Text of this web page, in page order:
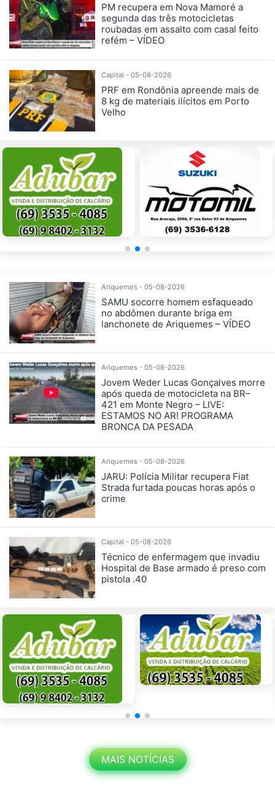
PM recupera em Nova Mamoré a
segunda das três motocicletas
roubadas em assalto com casal feito
refém – VÍDEO
Capital - 05-08-2026
PRF em Rondônia apreende mais de
8 kg de materiais ilícitos em Porto
Velho
Ariquemes - 05-08-2026
SAMU socorre homem esfaqueado
no abdômen durante briga em
lanchonete de Ariquemes – VÍDEO
Ariquemes - 05-08-2026
Jovem Weder Lucas Gonçalves morre
após queda de motocicleta na BR–
421 em Monte Negro – LIVE:
ESTAMOS NO AR! PROGRAMA
BRONCA DA PESADA
Ariquemes - 05-08-2026
JARU: Polícia Militar recupera Fiat
Strada furtada poucas horas após o
crime
Capital - 05-08-2026
Técnico de enfermagem que invadiu
Hospital de Base armado é preso com
pistola .40
MAIS NOTÍCIAS